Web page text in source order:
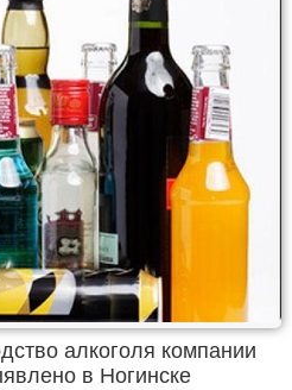
алкоголя компании
в Ногинске